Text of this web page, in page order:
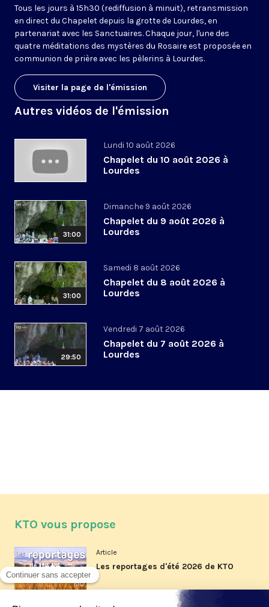
Tous les jours à 15h30 (rediffusion à minuit), retransmission
en direct du Chapelet depuis la grotte de Lourdes, en
partenariat avec les Sanctuaires. Chaque jour, l'une des
quatre méditations des mystères du Rosaire est proposée en
communion de prière avec les pèlerins à Lourdes.
Visiter la page de l'émission
Autres vidéos de l'émission
Lundi 10 août 2026
Chapelet du 10 août 2026 à
Lourdes
31:00
Dimanche 9 août 2026
Chapelet du 9 août 2026 à
Lourdes
31:00
Samedi 8 août 2026
Chapelet du 8 août 2026 à
Lourdes
29:50
Vendredi 7 août 2026
Chapelet du 7 août 2026 à
Lourdes
KTO vous propose
Article
Les reportages d'été 2026 de KTO